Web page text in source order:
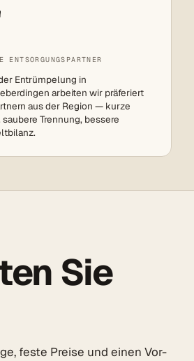
ENTSORGUNGSPARTNER
Entrümpelung in
arbeiten wir präferiert
aus der Region — kurze
saubere Trennung, bessere
Sie
feste Preise und einen Vor-